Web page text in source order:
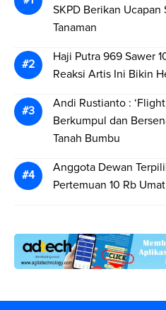
SKPD Berikan
Tanaman
Haji Putra 969 Sawer
Reaksi Artis Ini Bikin
Andi Rustianto :
Berkumpul dan
Tanah Bumbu
Anggota Dewan
Pertemuan 10 Rb